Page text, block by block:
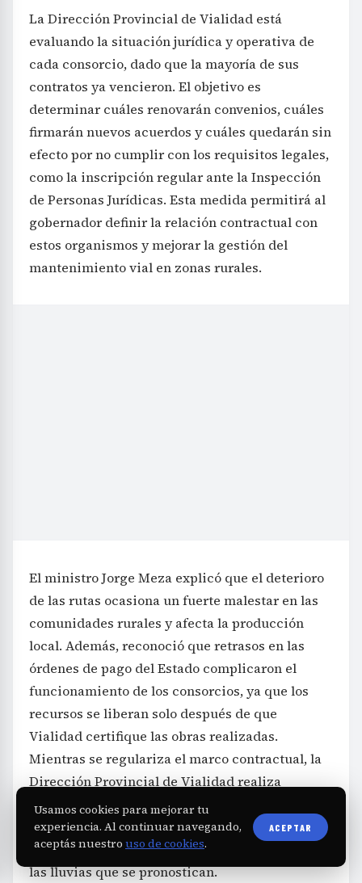
La Dirección Provincial de Vialidad está
evaluando la situación jurídica y operativa de
cada consorcio, dado que la mayoría de sus
contratos ya vencieron. El objetivo es
determinar cuáles renovarán convenios, cuáles
firmarán nuevos acuerdos y cuáles quedarán sin
efecto por no cumplir con los requisitos legales,
como la inscripción regular ante la Inspección
de Personas Jurídicas. Esta medida permitirá al
gobernador definir la relación contractual con
estos organismos y mejorar la gestión del
mantenimiento vial en zonas rurales.
El ministro Jorge Meza explicó que el deterioro
de las rutas ocasiona un fuerte malestar en las
comunidades rurales y afecta la producción
local. Además, reconoció que retrasos en las
órdenes de pago del Estado complicaron el
funcionamiento de los consorcios, ya que los
recursos se liberan solo después de que
Vialidad certifique las obras realizadas.
Mientras se regulariza el marco contractual, la
Dirección Provincial de Vialidad realiza
trabajos propios para mantener las rutas en
condiciones mínimas durante este período de
transición, buscando minimizar el impacto de
las lluvias que se pronostican.
Usamos cookies para mejorar tu
experiencia. Al continuar navegando,
aceptás nuestro uso de cookies.
ACEPTAR